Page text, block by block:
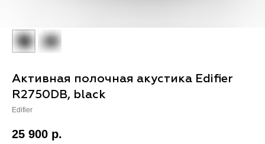
Активная полочная акустика Edifier
R2750DB, black
Edifier
25 900 р.